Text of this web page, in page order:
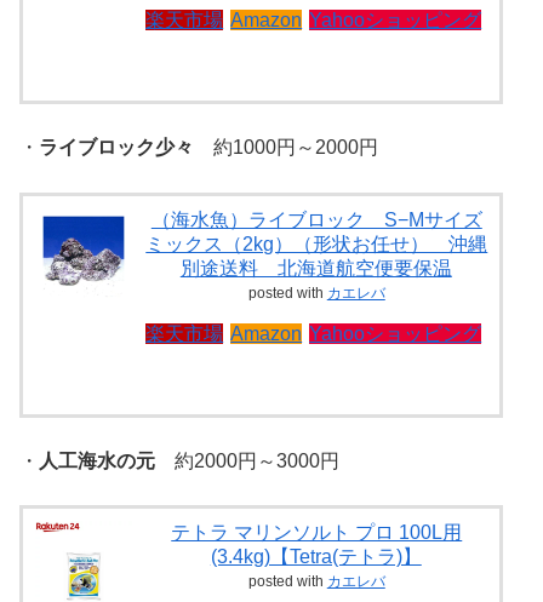
楽天市場 Amazon Yahooショッピング
・ ライブロック少々 約1000円～2000円
（海水魚）ライブロック S−Mサイズ
ミックス（2kg）（形状お任せ） 沖縄
別途送料 北海道航空便要保温
posted with カエレバ
楽天市場 Amazon Yahooショッピング
・ 人工海水の元 約2000円～3000円
テトラ マリンソルト プロ 100L用
(3.4kg)【Tetra(テトラ)】
posted with カエレバ